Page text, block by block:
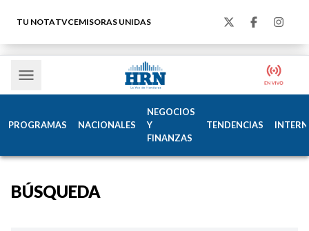
TU NOTATVCEMISORAS UNIDAS
PROGRAMAS NACIONALES
NEGOCIOS
Y
FINANZAS
TENDENCIAS
BÚSQUEDA